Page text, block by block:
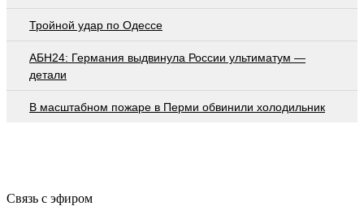
Тройной удар по Одессe
АБН24: Германия выдвинула России ультиматум —
детали
В масштабном пожаре в Перми обвинили холодильник
Связь с эфиром